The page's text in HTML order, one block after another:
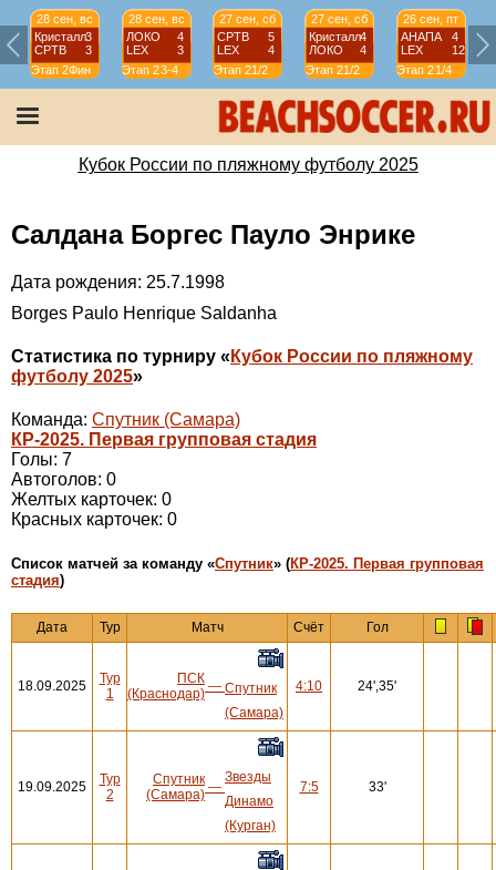
28 сен, вс
Кристалл3
СРТВ
3
Этап 2Фин
28 сен, вс
ЛОКО
4
LEX
3
Этап 23-4
27 сен, сб
СРТВ
5
LEX
4
Этап 21/2
27 сен, сб
Кристалл4
ЛОКО
4
Этап 21/2
26 сен, пт
АНАПА
4
LEX
12
Этап 21/4
Кубок России по пляжному футболу 2025
Салдана Боргес Пауло Энрике
Дата рождения: 25.7.1998
Borges Paulo Henrique Saldanha
Статистика по турниру « Кубок России по пляжному
футболу 2025»
Команда: Спутник (Самара)
КР-2025. Первая групповая стадия
Голы: 7
Автоголов: 0
Желтых карточек: 0
Красных карточек: 0
Cписок матчей за команду «Спутник» (КР-2025. Первая групповая
стадия)
Дата Тур Матч Счёт Гол
18.09.2025
Тур
1
ПСК
(Краснодар) — Спутник
(Самара)
4:10 24',35'
19.09.2025
Тур
2
Спутник
(Самара) —
Звезды
Динамо
(Курган)
7:5 33'